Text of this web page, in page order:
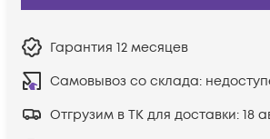
Гарантия 12 месяцев
Самовывоз со склада:
Отгрузим в ТК для доставки: 18